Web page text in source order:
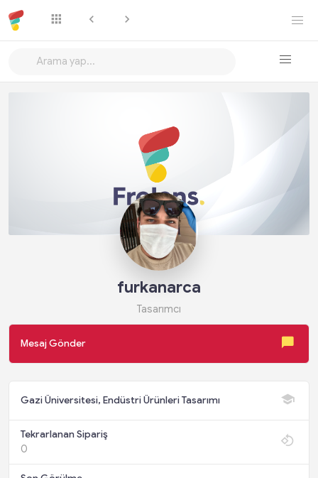
Takip Et
furkanarca
Tasarımcı
Mesaj Gönder
Gazi Üniversitesi, Endüstri Ürünleri Tasarımı
Tekrarlanan Sipariş
0